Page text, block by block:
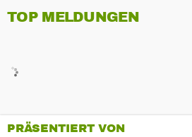
TOP MELDUNGEN
PRÄSENTIERT VON